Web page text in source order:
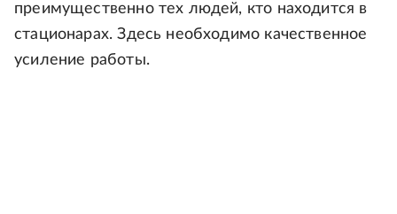
преимущественно тех людей, кто находится в
стационарах. Здесь необходимо качественное
усиление работы.